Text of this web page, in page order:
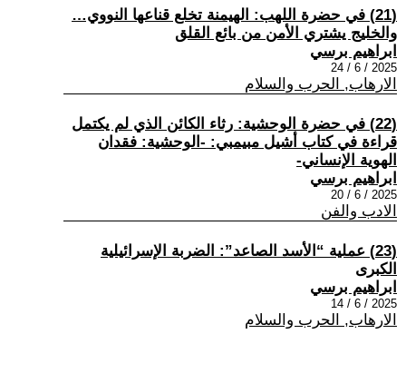
(21) في حضرة اللهب: الهيمنة تخلع قناعها النووي…
والخليج يشتري الأمن من بائع القلق
ابراهيم برسي
2025 / 6 / 24
الارهاب, الحرب والسلام
(22) في حضرة الوحشية: رثاء الكائن الذي لم يكتمل
قراءة في كتاب أشيل مبيمبي: -الوحشية: فقدان
الهوية الإنساني-
ابراهيم برسي
2025 / 6 / 20
الادب والفن
(23) عملية “الأسد الصاعد”: الضربة الإسرائيلية
الكبرى
ابراهيم برسي
2025 / 6 / 14
الارهاب, الحرب والسلام